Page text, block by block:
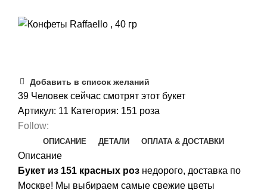
Добавить в список желаний
39 Человек сейчас смотрят этот букет
Артикул: 11 Категория: 151 роза
Follow:
ОПИСАНИЕ ДЕТАЛИ ОПЛАТА & ДОСТАВКИ
Описание
Букет из 151 красных роз недорого, доставка по
Москве! Мы выбираем самые свежие цветы